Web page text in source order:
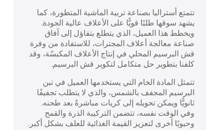
تتمتع أستراليا بصناعة تربية الماشية المتطورة، كما
يشهد سوقها طلبًا قويًّا على الأعلاف عالية الجودة.
ويخطط هذا العميل، الذي يتطلع بتفاؤل إلى آفاق
صناعة معالجة أعلاف المجترات، للاستفادة من وفرة
قش البرسيم المحلي في إنتاج الأعلاف المكبسّة، وقد
كلفنا بتطوير حل متكامل لتكوير قش البرسيم.
تتمثل المادة الخام التي يستخدمها العميل في تبن
البرسيم المجفف بالشمس، والذي لا يتطلب تجفيفًا
ثانويًّا ويمكن تحويله إلى كريات مباشرةً بعد طحنه.
وفي الوقت نفسه، تتضمن التركيبة الذرة والقمح
وحبوبًا أخرى لتعزيز القيمة الغذائية للعلف بشكل أكبر.